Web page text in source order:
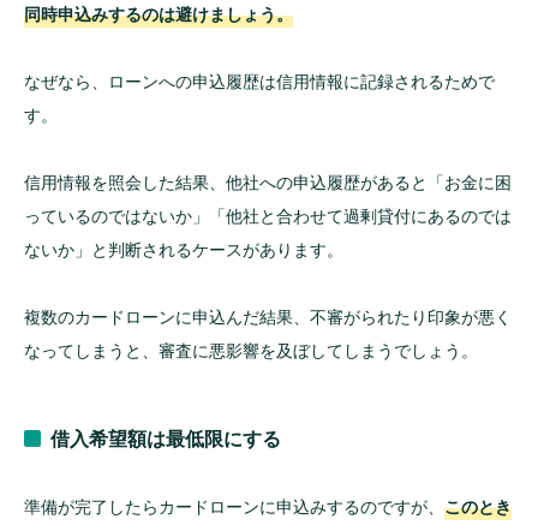
同時申込みするのは避けましょう。
なぜなら、ローンへの申込履歴は信用情報に記録されるためで
す。
信用情報を照会した結果、他社への申込履歴があると「お金に困
っているのではないか」「他社と合わせて過剰貸付にあるのでは
ないか」と判断されるケースがあります。
複数のカードローンに申込んだ結果、不審がられたり印象が悪く
なってしまうと、審査に悪影響を及ぼしてしまうでしょう。
借入希望額は最低限にする
準備が完了したらカードローンに申込みするのですが、 このとき